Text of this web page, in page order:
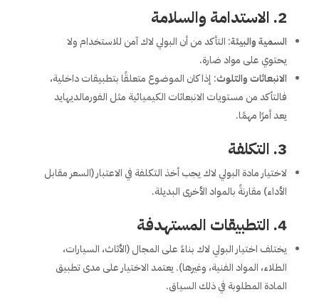
2. الاستدامة والسلامة
السمية والبيئة: التأكد من أن البولي لاك آمن للاستخدام ولا
يحتوي على مواد ضارة.
الانبعاثات والتلوث: إذا كان الموضوع متعلقًا بتطبيقات داخلية،
فالتأكد من مستويات الانبعاثات الكيميائية مثل الفورمالديهايد
يعد أمرًا مهمًا.
3. التكلفة
لاختيار مادة البولي لاك يجب أخذ التكلفة في الاعتبار (السعر مقابل
الأداء) مقارنةً بالمواد الأخرى البديلة.
4. التطبيقات المستهدفة
يختلف اختيار البولي لاك بناءً على المجال (الأثاث، السيارات،
الطلاء، المواد الفنية، وغيرها). يعتمد الاختيار على مدى تطبيق
المادة المطلوبة في ذلك السياق.